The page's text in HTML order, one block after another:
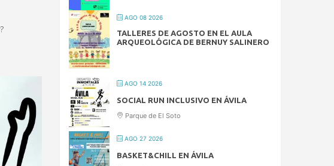
AGO 08 2026
TALLERES DE AGOSTO EN EL AULA
ARQUEOLÓGICA DE BERNUY SALINERO
AGO 14 2026
SOCIAL RUN INCLUSIVO EN ÁVILA
Parque de El Soto
AGO 27 2026
BASKET&CHILL EN ÁVILA